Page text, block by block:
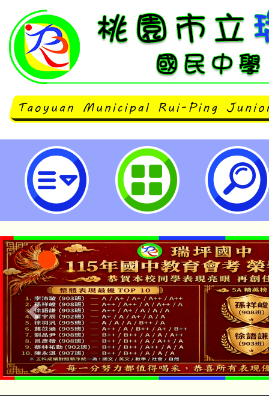
桃園市113學年度精進計畫-國中小
教師增能培訓-概念為本課程設計
瑞坪國民中學
「本色祭」8/29、30在
場熱烈登場!
8/21下午1時於龍潭區